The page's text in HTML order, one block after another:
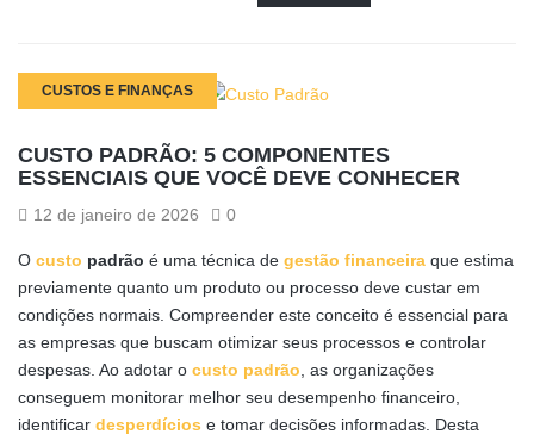
CUSTOS E FINANÇAS
CUSTO PADRÃO: 5 COMPONENTES
ESSENCIAIS QUE VOCÊ DEVE CONHECER
12 de janeiro de 2026 0
O custo padrão é uma técnica de gestão financeira que estima
previamente quanto um produto ou processo deve custar em
condições normais. Compreender este conceito é essencial para
as empresas que buscam otimizar seus processos e controlar
despesas. Ao adotar o custo padrão , as organizações
conseguem monitorar melhor seu desempenho financeiro,
identificar desperdícios e tomar decisões informadas. Desta